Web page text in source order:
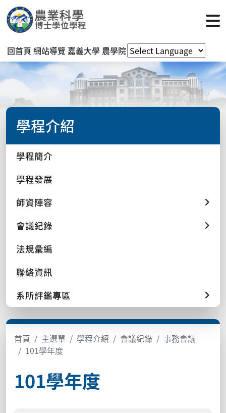
回首頁 網站導覽 嘉義大學 農學院
學程介紹
學程簡介
學程發展
師資陣容
會議紀錄
法規彙編
聯絡資訊
系所評鑑專區
首頁 主選單 學程介紹 會議紀錄
事務會議
101學年度
101學年度